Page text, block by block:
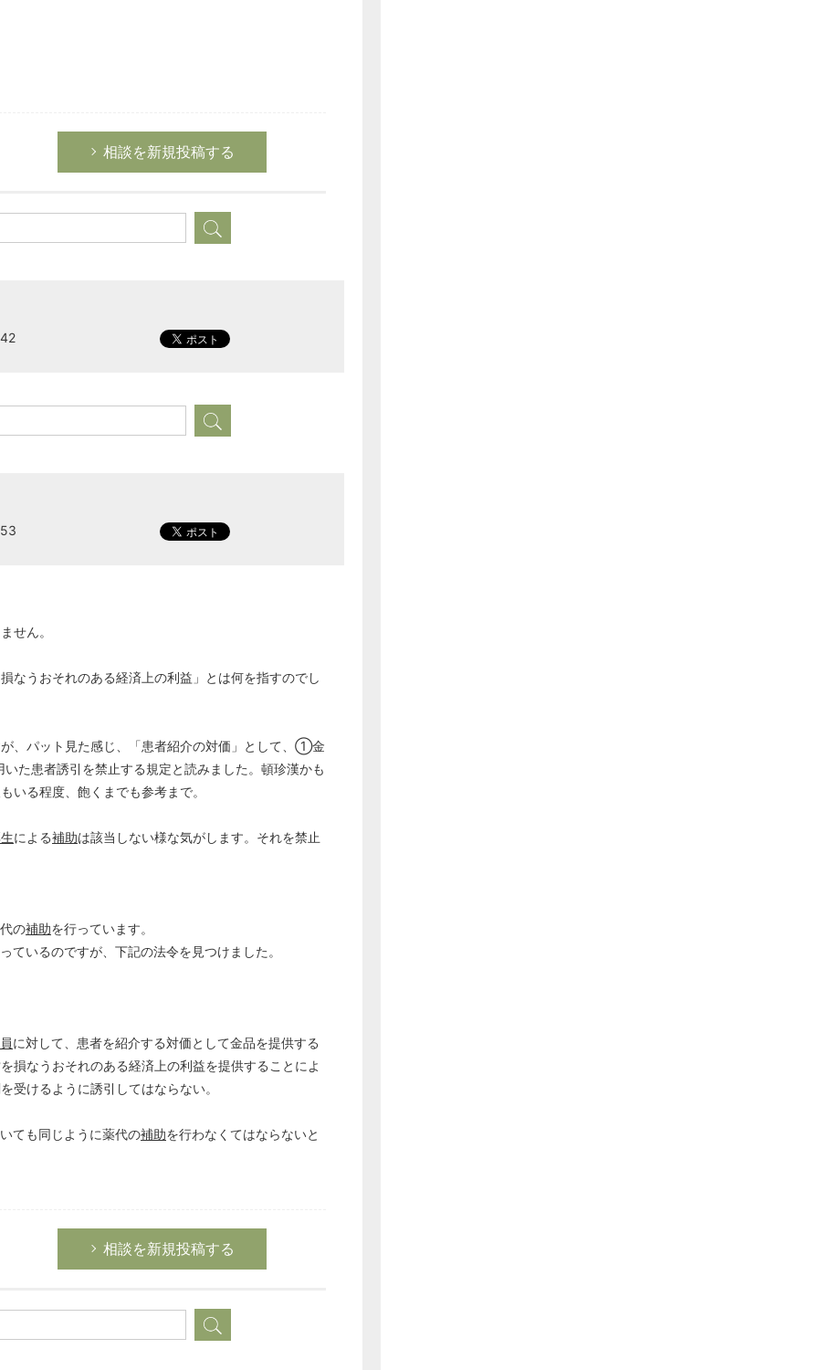
相談を新規投稿する
せん。
なうおそれのある経済上の利益」とは何を指すのでし
、パット見た感じ、「患者紹介の対価」として、①金
いた患者誘引を禁止する規定と読みました。頓珍漢かも
いる程度、飽くまでも参考まで。
による補助は該当しない様な気がします。それを禁止
の補助を行っています。
ているのですが、下記の法令を見つけました。
に対して、患者を紹介する対価として金品を提供する
損なうおそれのある経済上の利益を提供することによ
受けるように誘引してはならない。
ても同じように薬代の補助を行わなくてはならないと
相談を新規投稿する
経営の知恵
秘書のノウハウ